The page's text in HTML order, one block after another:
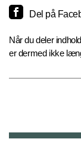
Del på
Når du deler
er dermed ikke